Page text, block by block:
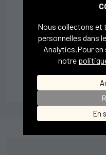
Nous collectons
personnelles dans
Analytics .Pour
notre
En
Heures
Du